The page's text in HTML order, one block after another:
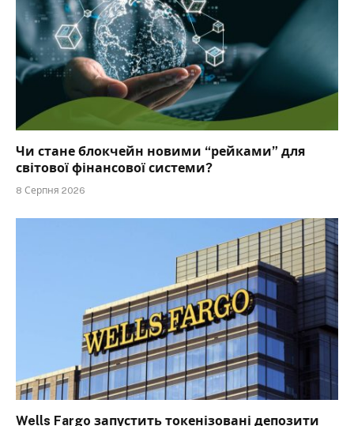
Чи стане блокчейн новими “рейками” для
світової фінансової системи?
8 Серпня 2026
Wells Fargo запустить токенізовані депозити